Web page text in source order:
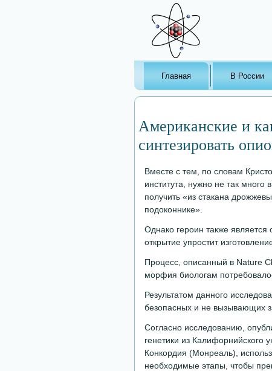
Главная В России
Американские и
синтезировать
Вместе с тем, по словам
института, нужно не так
получить «из стакана
подоконнике».
Однако героин также
открытие упростит
Процесс, описанный в Nature
морфия биологам
Результатом данного
безопасных и не вызывающих
Согласно исследованию,
генетики из Калифорнийского
Конкордия (Монреаль),
необходимые этапы, чтобы